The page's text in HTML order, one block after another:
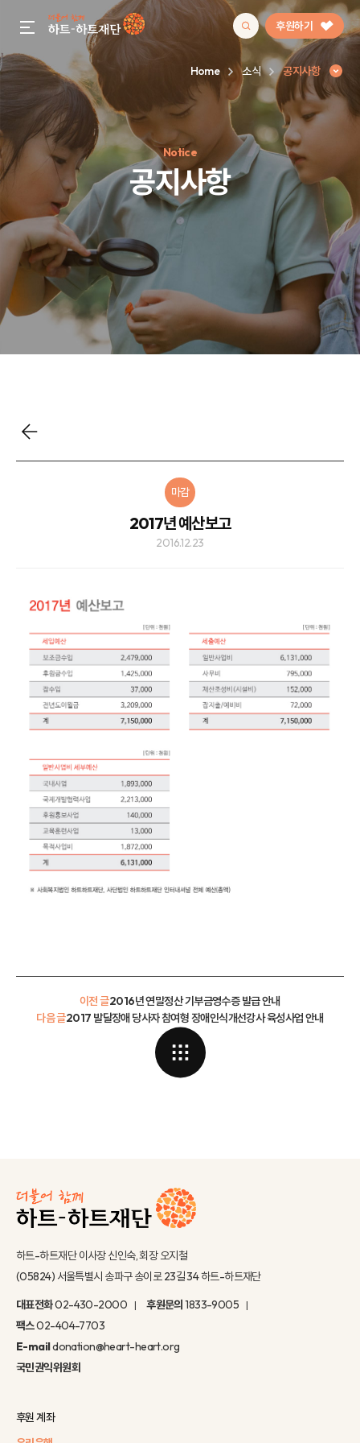
gnb menu open 후원하기
인기 키워드
#정기후원#하트플레이스#캠페인#팬덤후원
Home 소식 공지사항
Notice
공지사항
마감
2017년 예산보고
2016.12.23
이전 글2016년 연말정산 기부금영수증 발급 안내
2017 발달장애 당사자 참여형 장애인식개선강사 육성사업 안내
다음 글
하트-하트재단 이사장 신인숙, 회장 오지철
(05824) 서울특별시 송파구 송이로 23길 34 하트-하트재단
대표전화02-430-2000 후원문의1833-9005
팩스02-404-7703
E-maildonation@heart-heart.org
국민권익위원회
후원 계좌